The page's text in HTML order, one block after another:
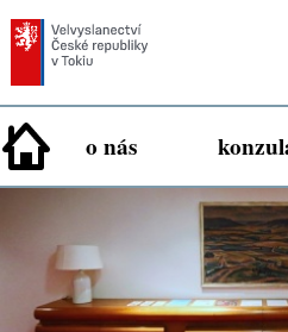
o nás